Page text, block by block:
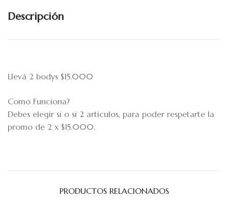
Descripción
Llevá 2 bodys $15.000
Como Funciona?
Debes elegir si o si 2 articulos, para poder respetarte la
promo de 2 x $15.000.
PRODUCTOS RELACIONADOS